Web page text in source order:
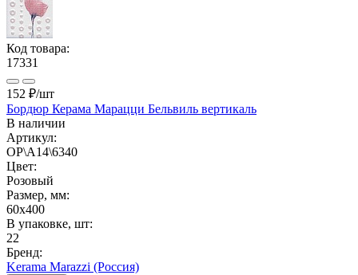
Код товара:
17331
152 ₽/шт
Бордюр Керама Марацци Бельвиль вертикаль
В наличии
Артикул:
OP\A14\6340
Цвет:
Розовый
Размер, мм:
60x400
В упаковке, шт:
22
Бренд:
Kerama Marazzi (Россия)